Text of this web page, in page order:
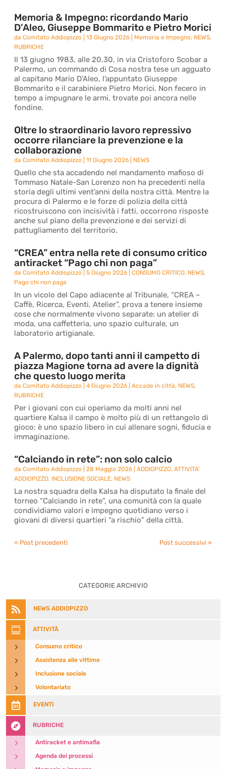
Memoria & Impegno: ricordando Mario
D’Aleo, Giuseppe Bommarito e Pietro Morici
daComitato Addiopizzo |13 Giugno 2026 Memoria e Impegno, NEWS,
RUBRICHE
Il 13 giugno 1983, alle 20.30, in via Cristoforo Scobar a
Palermo, un commando di Cosa nostra tese un agguato
al capitano Mario D’Aleo, l’appuntato Giuseppe
Bommarito e il carabiniere Pietro Morici. Non fecero in
tempo a impugnare le armi, trovate poi ancora nelle
fondine.
Oltre lo straordinario lavoro repressivo
occorre rilanciare la prevenzione e la
collaborazione
daComitato Addiopizzo |11 Giugno 2026 NEWS
Quello che sta accadendo nel mandamento mafioso di
Tommaso Natale-San Lorenzo non ha precedenti nella
storia degli ultimi vent’anni della nostra città. Mentre la
procura di Palermo e le forze di polizia della città
ricostruiscono con incisività i fatti, occorrono risposte
anche sul piano della prevenzione e dei servizi di
pattugliamento del territorio.
“CREA” entra nella rete di consumo critico
antiracket “Pago chi non paga”
daComitato Addiopizzo |5 Giugno 2026 |CONSUMO CRITICO, NEWS,
Pago chi non paga
In un vicolo del Capo adiacente al Tribunale, “CREA –
Caffè, Ricerca, Eventi, Atelier”, prova a tenere insieme
cose che normalmente vivono separate: un atelier di
moda, una caffetteria, uno spazio culturale, un
laboratorio artigianale.
A Palermo, dopo tanti anni il campetto di
piazza Magione torna ad avere la dignità
che questo luogo merita
daComitato Addiopizzo |4 Giugno 2026 |Accade in città, NEWS,
RUBRICHE
Per i giovani con cui operiamo da molti anni nel
quartiere Kalsa il campo è molto più di un rettangolo di
gioco: è uno spazio libero in cui allenare sogni, fiducia e
immaginazione.
“Calciando in rete”: non solo calcio
daComitato Addiopizzo |28 Maggio 2026 |ADDIOPIZZO,ATTIVITA'
ADDIOPIZZO, INCLUSIONE SOCIALE, NEWS
La nostra squadra della Kalsa ha disputato la finale del
torneo “Calciando in rete”, una comunità con la quale
condividiamo valori e impegno quotidiano verso i
giovani di diversi quartieri “a rischio” della città.
« Post precedenti Post successivi »
CATEGORIE ARCHIVIO
 NEWS ADDIOPIZZO
 ATTIVITÀ
5 Consumo critico
5 Assistenza alle vittime
5 Inclusione sociale
5 Volontariato
 EVENTI
 RUBRICHE
5 Antiracket e antimafia
5 Agenda dei processi